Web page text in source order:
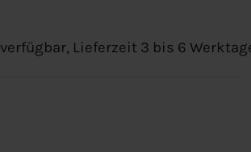
Lieferzeit 3 bis 6